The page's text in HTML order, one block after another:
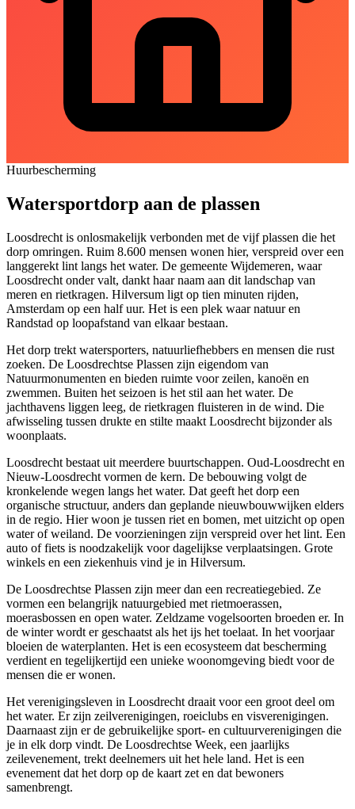
Huurbescherming
Watersportdorp aan de plassen
Loosdrecht is onlosmakelijk verbonden met de vijf plassen die het
dorp omringen. Ruim 8.600 mensen wonen hier, verspreid over een
langgerekt lint langs het water. De gemeente Wijdemeren, waar
Loosdrecht onder valt, dankt haar naam aan dit landschap van
meren en rietkragen. Hilversum ligt op tien minuten rijden,
Amsterdam op een half uur. Het is een plek waar natuur en
Randstad op loopafstand van elkaar bestaan.
Het dorp trekt watersporters, natuurliefhebbers en mensen die rust
zoeken. De Loosdrechtse Plassen zijn eigendom van
Natuurmonumenten en bieden ruimte voor zeilen, kanoën en
zwemmen. Buiten het seizoen is het stil aan het water. De
jachthavens liggen leeg, de rietkragen fluisteren in de wind. Die
afwisseling tussen drukte en stilte maakt Loosdrecht bijzonder als
woonplaats.
Loosdrecht bestaat uit meerdere buurtschappen. Oud-Loosdrecht en
Nieuw-Loosdrecht vormen de kern. De bebouwing volgt de
kronkelende wegen langs het water. Dat geeft het dorp een
organische structuur, anders dan geplande nieuwbouwwijken elders
in de regio. Hier woon je tussen riet en bomen, met uitzicht op open
water of weiland. De voorzieningen zijn verspreid over het lint. Een
auto of fiets is noodzakelijk voor dagelijkse verplaatsingen. Grote
winkels en een ziekenhuis vind je in Hilversum.
De Loosdrechtse Plassen zijn meer dan een recreatiegebied. Ze
vormen een belangrijk natuurgebied met rietmoerassen,
moerasbossen en open water. Zeldzame vogelsoorten broeden er. In
de winter wordt er geschaatst als het ijs het toelaat. In het voorjaar
bloeien de waterplanten. Het is een ecosysteem dat bescherming
verdient en tegelijkertijd een unieke woonomgeving biedt voor de
mensen die er wonen.
Het verenigingsleven in Loosdrecht draait voor een groot deel om
het water. Er zijn zeilverenigingen, roeiclubs en visverenigingen.
Daarnaast zijn er de gebruikelijke sport- en cultuurverenigingen die
je in elk dorp vindt. De Loosdrechtse Week, een jaarlijks
zeilevenement, trekt deelnemers uit het hele land. Het is een
evenement dat het dorp op de kaart zet en dat bewoners
samenbrengt.